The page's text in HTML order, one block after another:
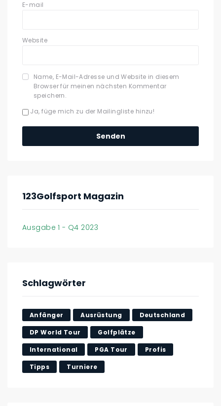
E-mail
Website
Name, E-Mail-Adresse und Website in diesem
Browser für meinen nächsten Kommentar
speichern.
Ja, füge mich zu der Mailingliste hinzu!
123Golfsport Magazin
Ausgabe 1 - Q4 2023
Schlagwörter
Anfänger Ausrüstung Deutschland
DP World Tour Golfplätze
International PGA Tour Profis
Tipps Turniere